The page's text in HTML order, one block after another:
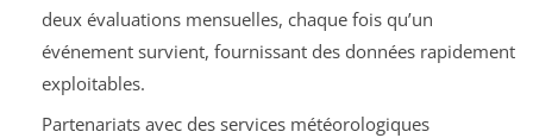
deux évaluations mensuelles, chaque fois qu’un
événement survient, fournissant des données rapidement
exploitables.
Partenariats avec des services météorologiques